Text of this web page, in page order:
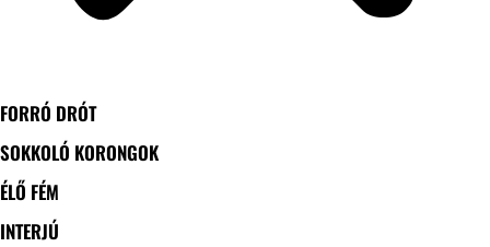
FORRÓ DRÓT
SOKKOLÓ KORONGOK
ÉLŐ FÉM
INTERJÚ